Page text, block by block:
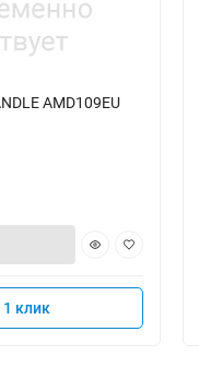
AMD109EU
1 клик